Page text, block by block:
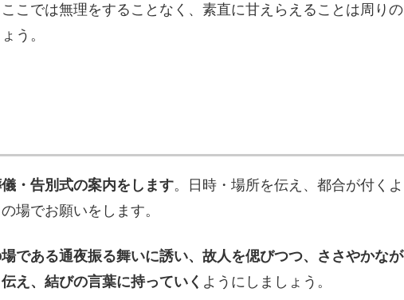
こでは無理をすることなく、素直に甘えらえることは周りの
う。
・告別式の案内をします。日時・場所を伝え、都合が付くよ
場でお願いをします。
である通夜振る舞いに誘い、故人を偲びつつ、ささやかなが
え、結びの言葉に持っていく ようにしましょう。